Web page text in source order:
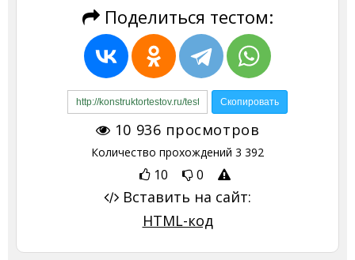
Поделиться тестом:
10 936 просмотров
Количество прохождений 3 392
10 0
Вставить на сайт:
HTML-код